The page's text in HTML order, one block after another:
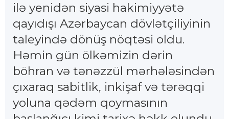
ilə yenidən siyasi hakimiyyətə
qayıdışı Azərbaycan dövlətçiliyinin
taleyində dönüş nöqtəsi oldu.
Həmin gün ölkəmizin dərin
böhran və tənəzzül mərhələsindən
çıxaraq sabitlik, inkişaf və tərəqqi
yoluna qədəm qoymasının